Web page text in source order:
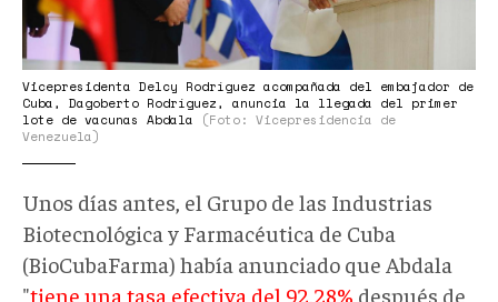
Vicepresidenta Delcy Rodríguez acompañada del embajador de
Cuba, Dagoberto Rodríguez, anuncia la llegada del primer
lote de vacunas Abdala
(Foto: Vicepresidencia de
Venezuela)
Unos días antes, el Grupo de las Industrias
Biotecnológica y Farmacéutica de Cuba
(BioCubaFarma) había anunciado que Abdala
"tiene una tasa efectiva del 92,28% después de